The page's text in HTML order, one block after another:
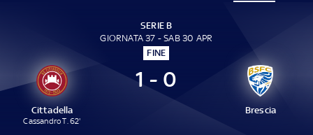
SERIE B
GIORNATA 37 - SAB 30 APR
FINE
Cittadella
Cassandro T. 62'
1 - 0
Brescia